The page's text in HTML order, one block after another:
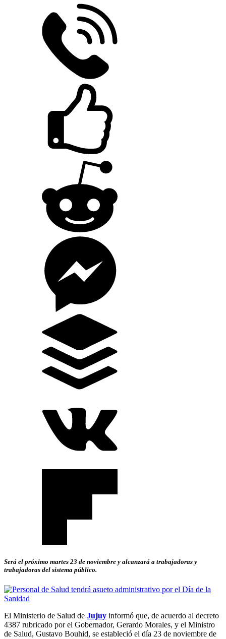
Será el próximo martes 23 de noviembre y alcanzará a trabajadoras y
trabajadoras del sistema público.
El Ministerio de Salud de Jujuy informó que, de acuerdo al decreto
4387 rubricado por el Gobernador, Gerardo Morales, y el Ministro
de Salud, Gustavo Bouhid, se estableció el día 23 de noviembre de